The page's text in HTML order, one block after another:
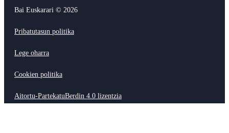
Bai Euskarari © 2026
Pribatutasun politika
Lege oharra
Cookien politika
Aitortu-PartekatuBerdin 4.0 lizentzia